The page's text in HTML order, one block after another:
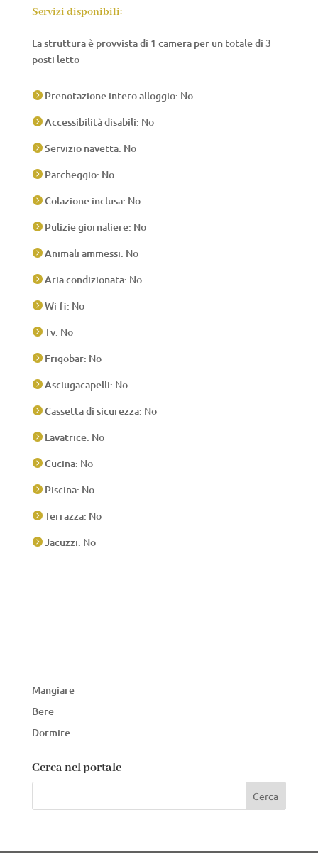
Servizi disponibili:
La struttura è provvista di 1 camera per un totale di 3
posti letto
Prenotazione intero alloggio: No
Accessibilità disabili: No
Servizio navetta: No
Parcheggio: No
Colazione inclusa: No
Pulizie giornaliere: No
Animali ammessi: No
Aria condizionata: No
Wi-fi: No
Tv: No
Frigobar: No
Asciugacapelli: No
Cassetta di sicurezza: No
Lavatrice: No
Cucina: No
Piscina: No
Terrazza: No
Jacuzzi: No
Mangiare
Bere
Dormire
Cerca nel portale